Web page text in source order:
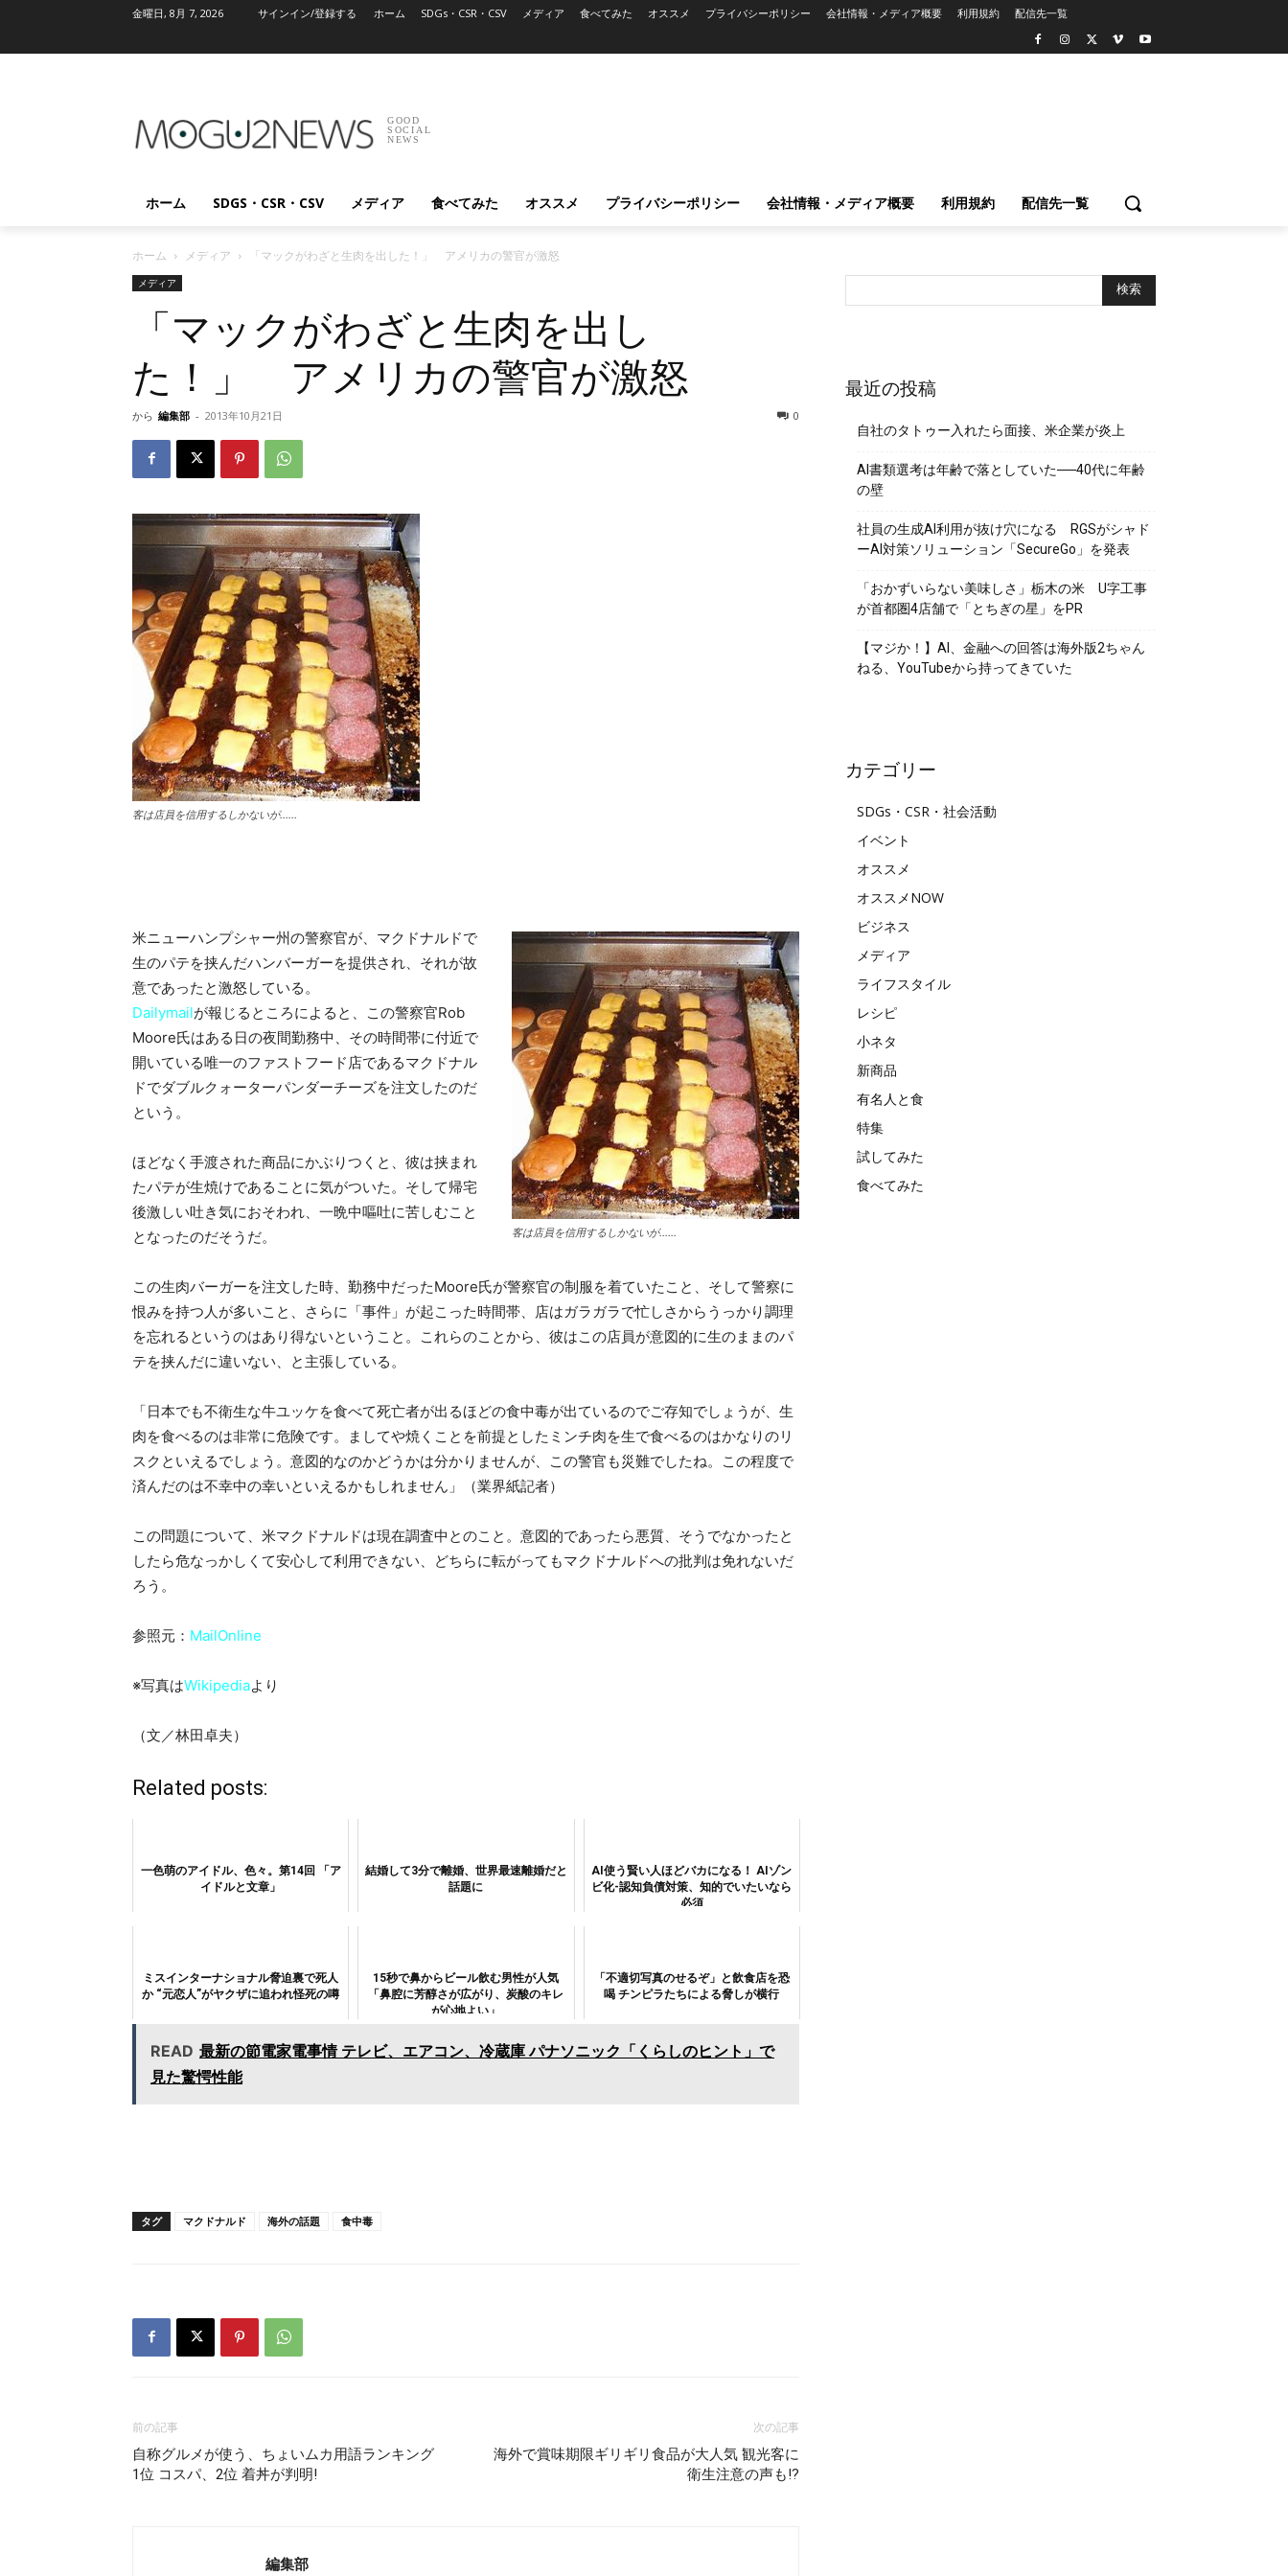
金曜日, 8月 7, 2026 サインイン/登録する ホーム SDGs・CSR・CSV メディア 食べてみた オススメ プライバシーポリシー 会社情報・メディア概要 利用規約 配信先一覧
GOOD
SOCIAL
NEWS
ホーム SDGS・CSR・CSV メディア 食べてみた オススメ プライバシーポリシー 会社情報・メディア概要 利用規約 配信先一覧
ホーム メディア 「マックがわざと生肉を出した！」 アメリカの警官が激怒
メディア
「マックがわざと生肉を出し
た！」 アメリカの警官が激怒
から 編集部 - 2013年10月21日 0
客は店員を信用するしかないが……
客は店員を信用するしかないが……
米ニューハンプシャー州の警察官が、マクドナルドで
生のパテを挟んだハンバーガーを提供され、それが故
意であったと激怒している。
Dailymailが報じるところによると、この警察官Rob
Moore氏はある日の夜間勤務中、その時間帯に付近で
開いている唯一のファストフード店であるマクドナル
ドでダブルクォーターパンダーチーズを注文したのだ
という。
ほどなく手渡された商品にかぶりつくと、彼は挟まれ
たパテが生焼けであることに気がついた。そして帰宅
後激しい吐き気におそわれ、一晩中嘔吐に苦しむこと
となったのだそうだ。
この生肉バーガーを注文した時、勤務中だったMoore氏が警察官の制服を着ていたこと、そして警察に
恨みを持つ人が多いこと、さらに「事件」が起こった時間帯、店はガラガラで忙しさからうっかり調理
を忘れるというのはあり得ないということ。これらのことから、彼はこの店員が意図的に生のままのパ
テを挟んだに違いない、と主張している。
「日本でも不衛生な牛ユッケを食べて死亡者が出るほどの食中毒が出ているのでご存知でしょうが、生
肉を食べるのは非常に危険です。ましてや焼くことを前提としたミンチ肉を生で食べるのはかなりのリ
スクといえるでしょう。意図的なのかどうかは分かりませんが、この警官も災難でしたね。この程度で
済んだのは不幸中の幸いといえるかもしれません」（業界紙記者）
この問題について、米マクドナルドは現在調査中とのこと。意図的であったら悪質、そうでなかったと
したら危なっかしくて安心して利用できない、どちらに転がってもマクドナルドへの批判は免れないだ
ろう。
参照元： MailOnline
※写真はWikipediaより
（文／林田卓夫）
Related posts:
一色萌のアイドル、色々。第14回 「ア
イドルと文章」
結婚して3分で離婚、世界最速離婚だと
話題に
AI使う賢い人ほどバカになる！ AIゾン
ビ化-認知負債対策、知的でいたいなら
必須
ミスインターナショナル脅迫裏で死人
か “元恋人”がヤクザに追われ怪死の噂
15秒で鼻からビール飲む男性が人気
「鼻腔に芳醇さが広がり、炭酸のキレ
が心地よい」
「不適切写真のせるぞ」と飲食店を恐
喝 チンピラたちによる脅しが横行
READ 最新の節電家電事情 テレビ、エアコン、冷蔵庫 パナソニック「くらしのヒント」で
見た驚愕性能
タグ マクドナルド 海外の話題 食中毒
前の記事
自称グルメが使う、ちょいムカ用語ランキング
1位 コスパ、2位 着丼が判明!
次の記事
海外で賞味期限ギリギリ食品が大人気 観光客に
衛生注意の声も!?
編集部
最近の投稿
自社のタトゥー入れたら面接、米企業が炎上
AI書類選考は年齢で落としていた──40代に年齢
の壁
社員の生成AI利用が抜け穴になる RGSがシャド
ーAI対策ソリューション「SecureGo」を発表
「おかずいらない美味しさ」栃木の米 U字工事
が首都圏4店舗で「とちぎの星」をPR
【マジか！】AI、金融への回答は海外版2ちゃん
ねる、YouTubeから持ってきていた
カテゴリー
SDGs・CSR・社会活動
イベント
オススメ
オススメNOW
ビジネス
メディア
ライフスタイル
レシピ
小ネタ
新商品
有名人と食
特集
試してみた
食べてみた